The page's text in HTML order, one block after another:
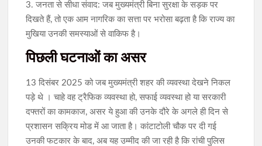
3. जनता से सीधा संवाद: जब मुख्यमंत्री बिना सुरक्षा के सड़क पर
दिखते हैं, तो एक आम नागरिक का सत्ता पर भरोसा बढ़ता है कि राज्य का
मुखिया उनकी समस्याओं से वाकिफ है।
पिछली घटनाओं का असर
13 दिसंबर 2025 को जब मुख्यमंत्री शहर की व्यवस्था देखने निकल
पड़े थे । चाहे वह ट्रैफिक व्यवस्था हो, सफाई व्यवस्था हो या सरकारी
दफ्तरों का कामकाज, असर ये हुआ की उनके दौरे के अगले ही दिन से
प्रशासन सक्रिय मोड में आ जाता है। कांटाटोली चौक पर दी गई
उनकी फटकार के बाद, अब यह उम्मीद की जा रही है कि रांची पुलिस